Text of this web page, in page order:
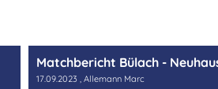
Matchbericht Bülach -
17.09.2023 , Allemann Marc